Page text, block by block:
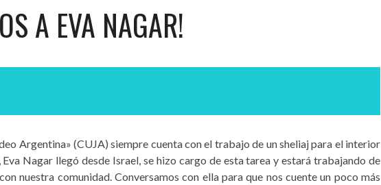
A EVA NAGAR!
Argentina» (CUJA) siempre cuenta con el trabajo de un sheliaj para el interior
Eva Nagar llegó desde Israel, se hizo cargo de esta tarea y estará trabajando de
nuestra comunidad. Conversamos con ella para que nos cuente un poco más